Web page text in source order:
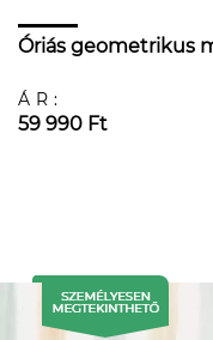
Óriás geometrikus
ÁR:
59 990 Ft